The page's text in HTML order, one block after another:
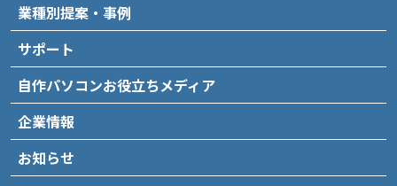
業種別提案・事例
サポート
自作パソコンお役立ちメディア
企業情報
お知らせ